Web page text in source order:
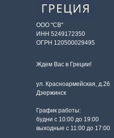
Ждем Вас в Греции!
ул. Красноармейская, д.26
Дзержинск
График работы:
будни с 10:00 до 19:00
выходные с 11:00 до 17:00
ООО "СВ"
ИНН 5249172350
ОГРН 120500029495